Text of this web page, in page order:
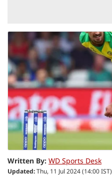
Written By: WD Sports Desk
Updated:Thu, 11 Jul 2024 (14:00 IST)